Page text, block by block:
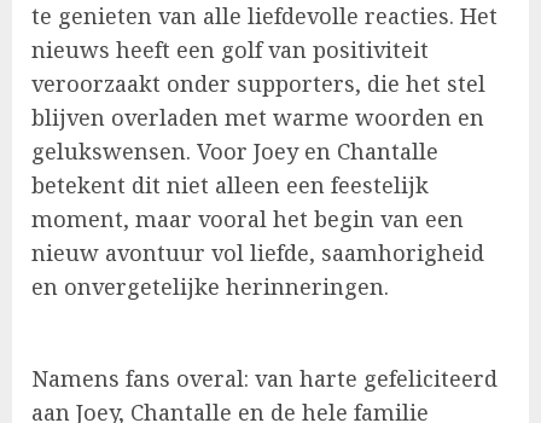
te genieten van alle liefdevolle reacties. Het
nieuws heeft een golf van positiviteit
veroorzaakt onder supporters, die het stel
blijven overladen met warme woorden en
gelukswensen. Voor Joey en Chantalle
betekent dit niet alleen een feestelijk
moment, maar vooral het begin van een
nieuw avontuur vol liefde, saamhorigheid
en onvergetelijke herinneringen.
Namens fans overal: van harte gefeliciteerd
aan Joey, Chantalle en de hele familie